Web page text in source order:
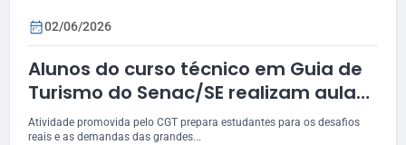
02/06/2026
Alunos do curso técnico em Guia de
Turismo do Senac/SE realizam aula
prática em Salvador (BA)
Atividade promovida pelo CGT prepara estudantes para os desafios
reais e as demandas das grandes...